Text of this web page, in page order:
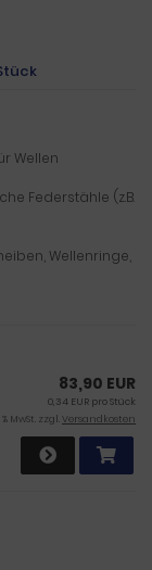
Wellen
Federstähle (z.B.
Wellenringe,
83,90 EUR
0,34 EUR pro Stück
% MwSt. zzgl.Versandkosten